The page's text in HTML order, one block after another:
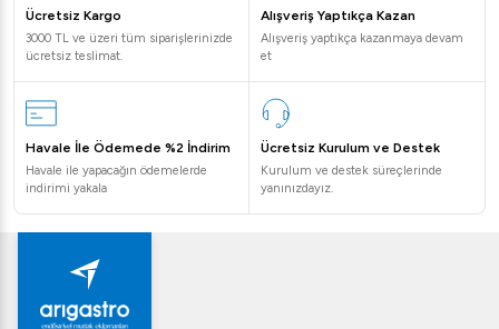
Termostat ve üflemeli soğutma sistemi sayesinde enerji
verimliliği sağlar.
Evet, 10 mm ısıcam sürgülü camlar kullanıcı tarafında
rahat bir kullanım sunar.
Öztiryakiler Bombe Camlı Teşhir Dolabı, 290 Lt, profesyonel
mutfaklardaki gıda sergileme ihtiyaçlarınıza mükemmel bir
cevap veriyor. Daha fazla bilgi almak ve bu harika ürünü sipariş
etmek için bizimle iletişime geçin!
Ücretsiz Kargo
3000 TL ve üzeri tüm siparişlerinizde
ücretsiz teslimat.
Alışveriş Yaptıkça Kazan
Alışveriş yaptıkça kazanmaya devam
et
Havale İle Ödemede %2 İndirim
Havale ile yapacağın ödemelerde
indirimi yakala
Ücretsiz Kurulum ve Destek
Kurulum ve destek süreçlerinde
yanınızdayız.